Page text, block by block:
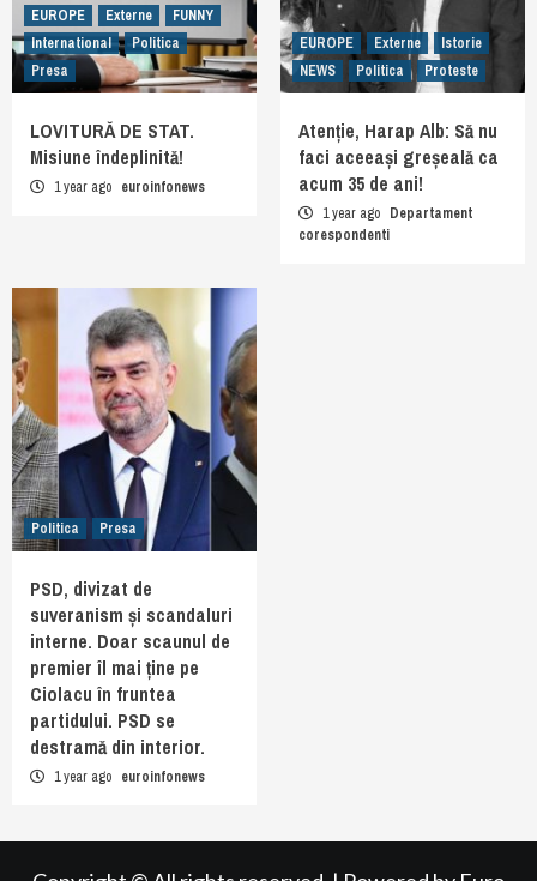
EUROPE Externe
FUNNY
International
Politica
Presa
LOVITURĂ DE STAT.
Misiune îndeplinită!
1 year ago euroinfonews
EUROPE Externe
Istorie
NEWS
Politica Proteste
Atenție, Harap Alb: Să nu
faci aceeași greșeală ca
acum 35 de ani!
1 year ago Departament
corespondenti
Politica Presa
PSD, divizat de
suveranism și scandaluri
interne. Doar scaunul de
premier îl mai ține pe
Ciolacu în fruntea
partidului. PSD se
destramă din interior.
1 year ago euroinfonews